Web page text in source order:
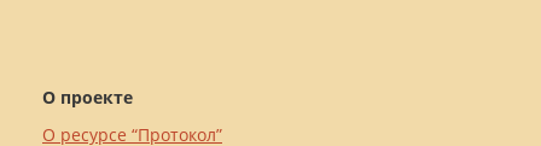
О проекте
О ресурсе “Протокол”